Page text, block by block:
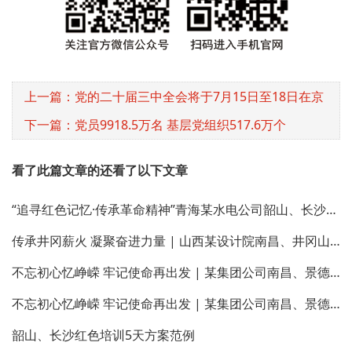
上一篇：党的二十届三中全会将于7月15日至18日在京
召开
下一篇：党员9918.5万名 基层党组织517.6万个
看了此篇文章的还看了以下文章
“追寻红色记忆·传承革命精神”青海某水电公司韶山、长沙学习培训班
传承井冈薪火 凝聚奋进力量 | 山西某设计院南昌、井冈山红色文化培训班圆满结业
不忘初心忆峥嵘 牢记使命再出发 | 某集团公司南昌、景德镇传统文化学习班第二期圆满结业
不忘初心忆峥嵘 牢记使命再出发 | 某集团公司南昌、景德镇传统文化学习班第一期圆满结业
韶山、长沙红色培训5天方案范例